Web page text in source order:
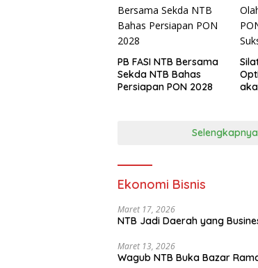
PB FASI NTB Bersama
Sekda NTB Bahas
Persiapan PON 2028
Selengkapnya
Ekonomi Bisnis
Maret 17, 2026
NTB Jadi Daerah yang
Maret 13, 2026
Wagub NTB Buka Bazar